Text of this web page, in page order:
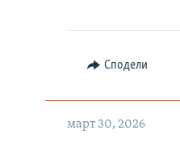
Сподели
март 30, 2026